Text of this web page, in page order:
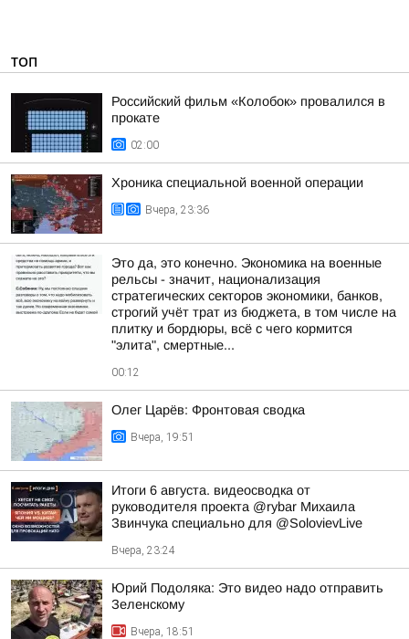
ТОП
Российский фильм «Колобок» провалился в
прокате
02:00
Хроника специальной военной операции
Вчера, 23:36
Это да, это конечно. Экономика на военные
рельсы - значит, национализация
стратегических секторов экономики, банков,
строгий учёт трат из бюджета, в том числе на
плитку и бордюры, всё с чего кормится
"элита", смертные...
00:12
Олег Царёв: Фронтовая сводка
Вчера, 19:51
Итоги 6 августа. видеосводка от
руководителя проекта @rybar Михаила
Звинчука специально для @SolovievLive
Вчера, 23:24
Юрий Подоляка: Это видео надо отправить
Зеленскому
Вчера, 18:51